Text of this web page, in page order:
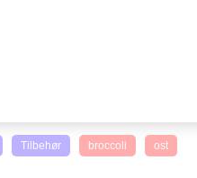
Tilbehør broccoli ost